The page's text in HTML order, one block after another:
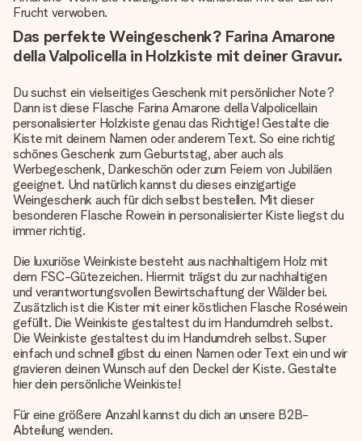
Frucht verwoben.
Das perfekte Weingeschenk? Farina Amarone
della Valpolicella in Holzkiste mit deiner Gravur.
Du suchst ein vielseitiges Geschenk mit persönlicher Note?
Dann ist diese Flasche Farina Amarone della Valpolicellain
personalisierter Holzkiste genau das Richtige! Gestalte die
Kiste mit deinem Namen oder anderem Text. So eine richtig
schönes Geschenk zum Geburtstag, aber auch als
Werbegeschenk, Dankeschön oder zum Feiern von Jubiläen
geeignet. Und natürlich kannst du dieses einzigartige
Weingeschenk auch für dich selbst bestellen. Mit dieser
besonderen Flasche Rowein in personalisierter Kiste liegst du
immer richtig.
Die luxuriöse Weinkiste besteht aus nachhaltigem Holz mit
dem FSC-Gütezeichen. Hiermit trägst du zur nachhaltigen
und verantwortungsvollen Bewirtschaftung der Wälder bei.
Zusätzlich ist die Kister mit einer köstlichen Flasche Roséwein
gefüllt. Die Weinkiste gestaltest du im Handumdreh selbst.
Die Weinkiste gestaltest du im Handumdreh selbst. Super
einfach und schnell gibst du einen Namen oder Text ein und wir
gravieren deinen Wunsch auf den Deckel der Kiste. Gestalte
hier dein persönliche Weinkiste!
Für eine größere Anzahl kannst du dich an unsere B2B-
Abteilung wenden.